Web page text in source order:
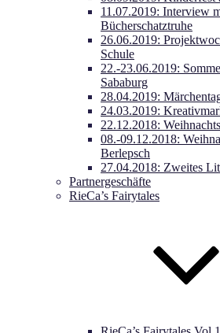
11.07.2019: Interview
Bücherschatztruhe
26.06.2019:
Schule
22.-23.06.2019:
Sababurg
28.04.2019:
24.03.2019:
22.12.2018:
08.-09.12.2018:
Berlepsch
27.04.2018: Zweites
Partnergeschäfte
RieCa’s Fairytales